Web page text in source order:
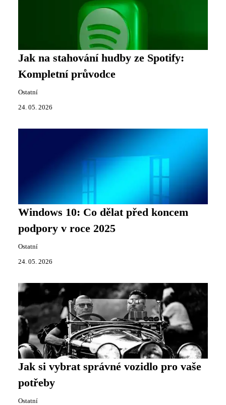
Jak na stahování hudby ze Spotify:
Kompletní průvodce
Ostatní
24. 05. 2026
Windows 10: Co dělat před koncem
podpory v roce 2025
Ostatní
24. 05. 2026
Jak si vybrat správné vozidlo pro vaše
potřeby
Ostatní